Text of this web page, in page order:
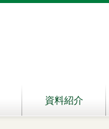
資料紹介